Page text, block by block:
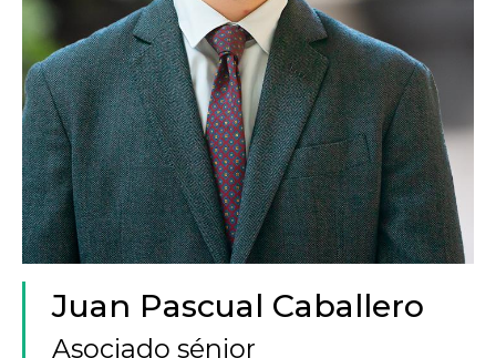
Juan Pascual Caballero
Asociado sénior